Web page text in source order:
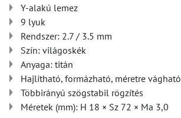
Y-alakú lemez
9 lyuk
Rendszer: 2.7 / 3.5 mm
Szín: világoskék
Anyaga: titán
Hajlítható, formázható, méretre vágható
Többirányú szögstabil rögzítés
Méretek (mm): H 18 × Sz 72 × Ma 3,0